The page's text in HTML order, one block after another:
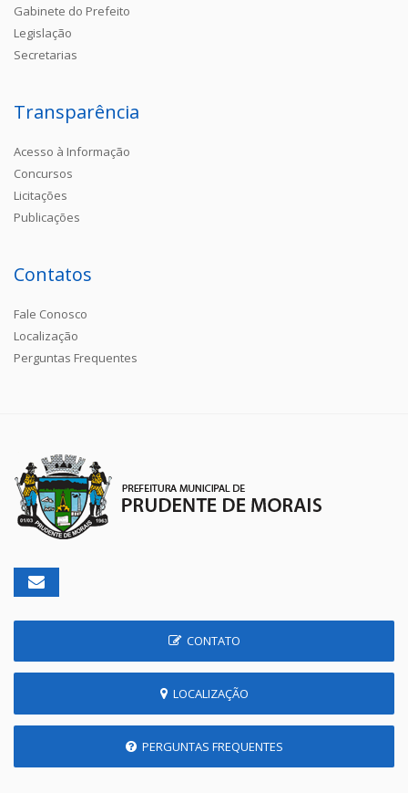
Gabinete do Prefeito
Legislação
Secretarias
Transparência
Acesso à Informação
Concursos
Licitações
Publicações
Contatos
Fale Conosco
Localização
Perguntas Frequentes
CONTATO
LOCALIZAÇÃO
PERGUNTAS FREQUENTES